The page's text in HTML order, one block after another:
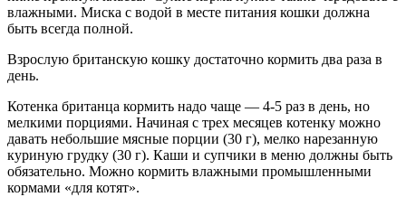
влажными. Миска с водой в месте питания кошки должна
быть всегда полной.
Взрослую британскую кошку достаточно кормить два раза в
день.
Котенка британца кормить надо чаще — 4-5 раз в день, но
мелкими порциями. Начиная с трех месяцев котенку можно
давать небольшие мясные порции (30 г), мелко нарезанную
куриную грудку (30 г). Каши и супчики в меню должны быть
обязательно. Можно кормить влажными промышленными
кормами «для котят».